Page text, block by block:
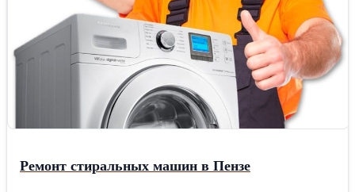
Ремонт стиральных машин в Пензе